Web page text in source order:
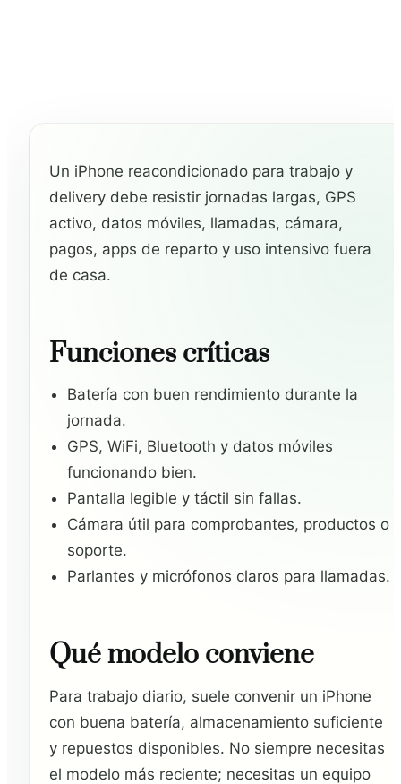
Un iPhone reacondicionado para trabajo y
delivery debe resistir jornadas largas, GPS
activo, datos móviles, llamadas, cámara,
pagos, apps de reparto y uso intensivo fuera
de casa.
Funciones críticas
Batería con buen rendimiento durante la
jornada.
GPS, WiFi, Bluetooth y datos móviles
funcionando bien.
Pantalla legible y táctil sin fallas.
Cámara útil para comprobantes, productos o
soporte.
Parlantes y micrófonos claros para llamadas.
Qué modelo conviene
Para trabajo diario, suele convenir un iPhone
con buena batería, almacenamiento suficiente
y repuestos disponibles. No siempre necesitas
el modelo más reciente; necesitas un equipo